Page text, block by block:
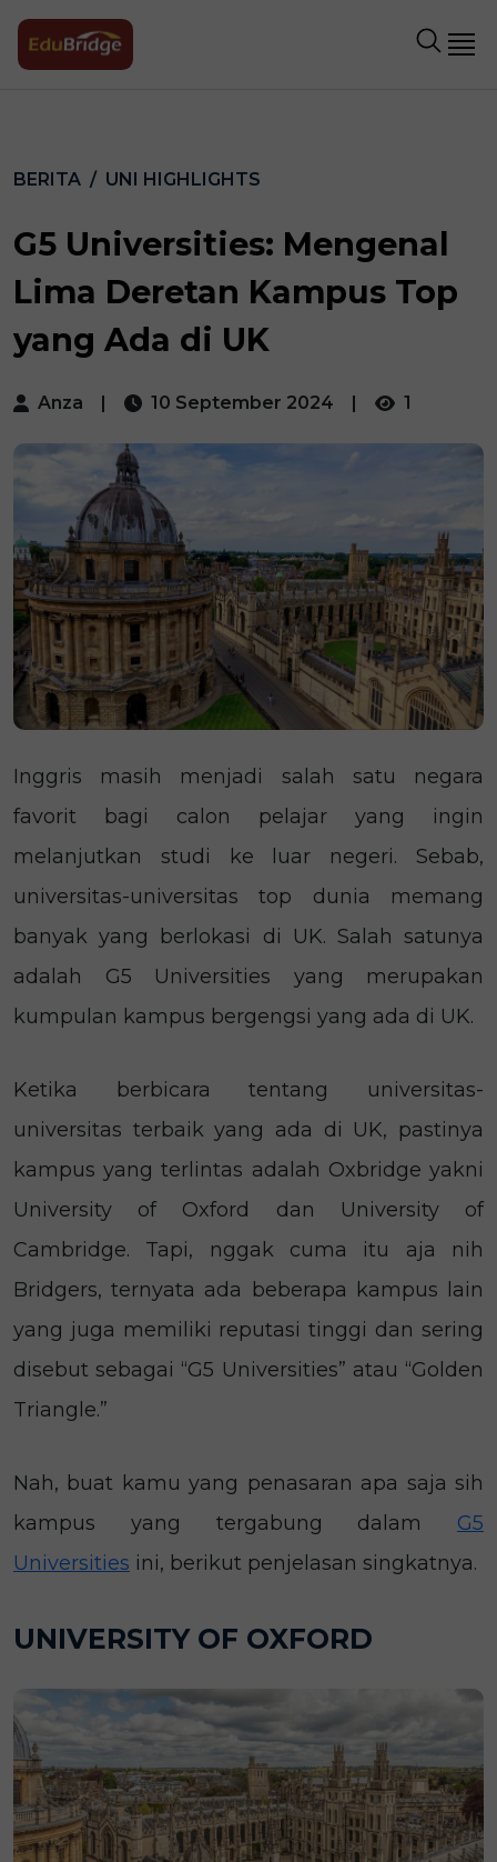
BERITA UNI HIGHLIGHTS
G5 Universities: Mengenal
Lima Deretan Kampus Top
yang Ada di UK
Anza | 10 September 2024 | 1
Inggris masih menjadi salah satu negara
favorit bagi calon pelajar yang ingin
melanjutkan studi ke luar negeri. Sebab,
universitas-universitas top dunia memang
banyak yang berlokasi di UK. Salah satunya
adalah G5 Universities yang merupakan
kumpulan kampus bergengsi yang ada di UK.
Ketika berbicara tentang universitas-
universitas terbaik yang ada di UK, pastinya
kampus yang terlintas adalah Oxbridge yakni
University of Oxford dan University of
Cambridge. Tapi, nggak cuma itu aja nih
Bridgers, ternyata ada beberapa kampus lain
yang juga memiliki reputasi tinggi dan sering
disebut sebagai “G5 Universities” atau “Golden
Triangle.”
Nah, buat kamu yang penasaran apa saja sih
kampus yang tergabung dalam G5
Universities ini, berikut penjelasan singkatnya.
UNIVERSITY OF OXFORD